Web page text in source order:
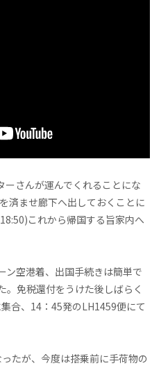
ーさんが運んでくれることにな
済ませ廊下へ出しておくことに
これから帰国する旨家内へ
ン空港着、出国手続きは簡単で
。免税還付をうけた後しばらく
合、14：45発のLH1459便にて
たが、今度は搭乗前に手荷物の